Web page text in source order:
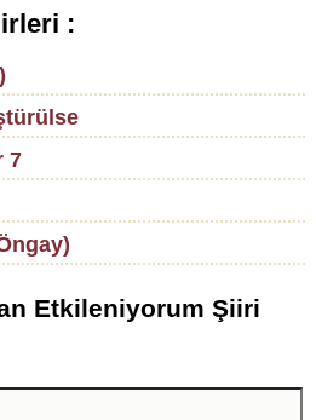
:
7
Etkileniyorum Şiiri